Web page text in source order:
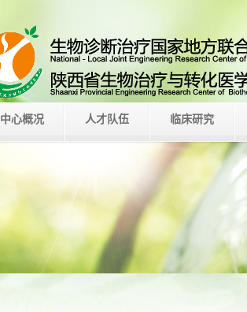
中心概况 人才队伍 临床研究